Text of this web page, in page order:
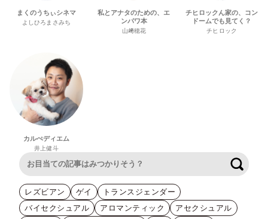
まくのうちぃシネマ
よしひろまさみち
私とアナタのための、エ
ンパワ本
山﨑穂花
チヒロックん家の、コン
ドームでも見てく？
チヒロック
カルぺディエム
井上健斗
レズビアン ゲイ
トランスジェンダー
バイセクシュアル
アロマンティック
アセクシュアル